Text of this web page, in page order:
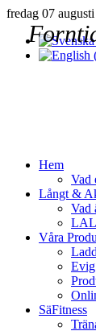
fredag 07
Hem
Vad
Långt &
Vad
Våra
SäFitness